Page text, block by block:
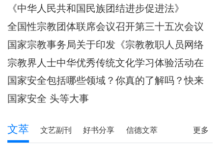
《中华人民共和国民族团结进步促进法》
全国性宗教团体联席会议召开第三十五次会议
国家宗教事务局关于印发《宗教教职人员网络
行为规范》的通知
宗教界人士中华优秀传统文化学习体验活动在
武汉启动
国家安全包括哪些领域？你真的了解吗？快来
一起涨知识！
国家安全 头等大事
更多
文萃 文艺副刊 好书分享 信德文萃